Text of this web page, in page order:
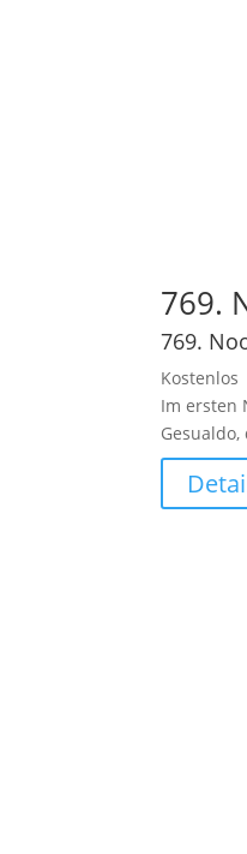
769.
769.
Kostenlos
Im ersten